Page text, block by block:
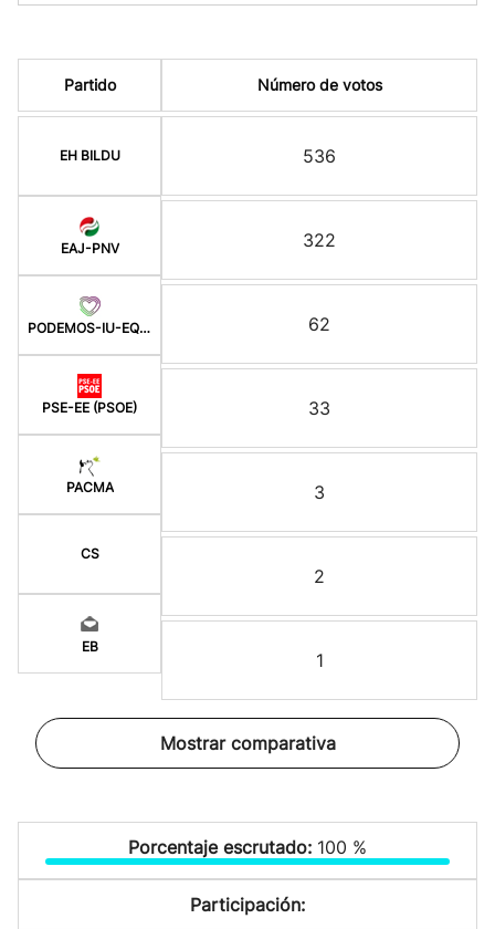
Partido
EH BILDU
EAJ-PNV
PODEMOS-IU-EQUO BERD
PSE-EE (PSOE)
PACMA
CS
EB
Número de votos
536
322
62
33
3
2
1
Mostrar comparativa
Porcentaje escrutado: 100 %
Participación: